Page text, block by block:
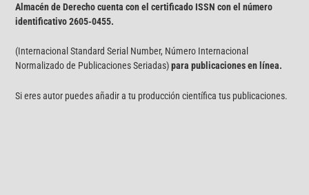
Almacén de Derecho cuenta con el certificado ISSN con el número
identificativo2605-0455.
(Internacional Standard Serial Number, Número Internacional
Normalizado de Publicaciones Seriadas)para publicaciones en línea.
Si eres autor puedes añadir a tu producción científica tus publicaciones.